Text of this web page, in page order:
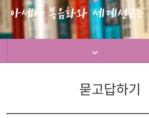
메
뉴
역
묻고답하기